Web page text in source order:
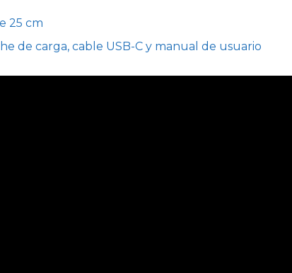
25 cm
de carga, cable USB-C y manual de usuario